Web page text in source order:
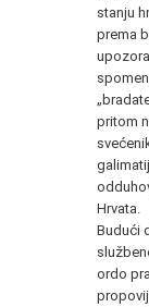
stanju
prema
pritom
Hrvata.
Budući
ordo